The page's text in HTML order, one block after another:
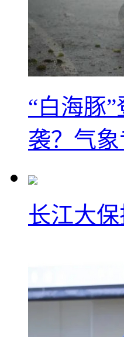
“白海豚
袭？气
长江大